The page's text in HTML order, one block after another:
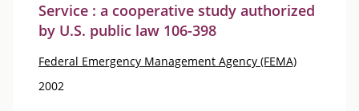
Service : a cooperative study authorized
by U.S. public law 106-398
Federal Emergency Management Agency (FEMA)
2002